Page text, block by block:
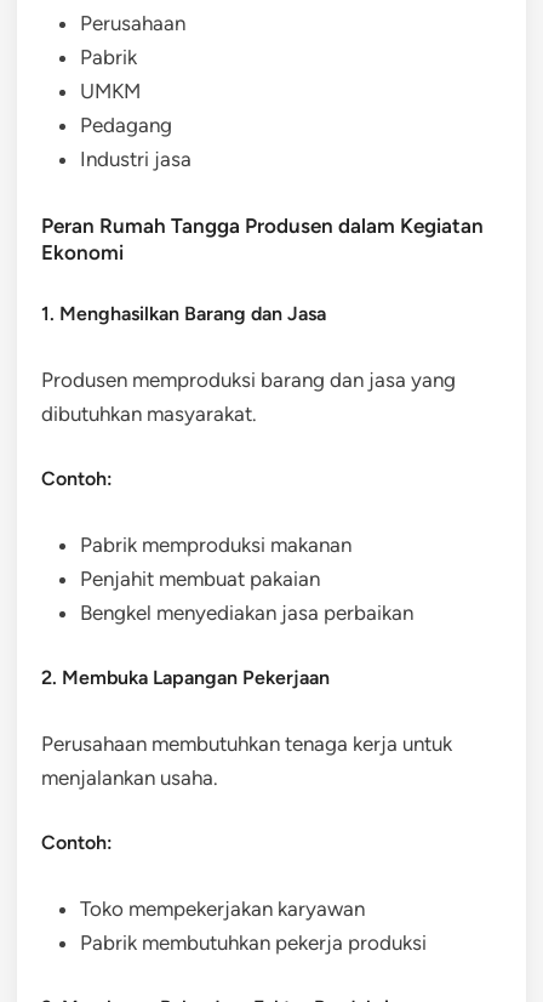
Perusahaan
Pabrik
UMKM
Pedagang
Industri jasa
Peran Rumah Tangga Produsen dalam Kegiatan
Ekonomi
1. Menghasilkan Barang dan Jasa
Produsen memproduksi barang dan jasa yang
dibutuhkan masyarakat.
Contoh:
Pabrik memproduksi makanan
Penjahit membuat pakaian
Bengkel menyediakan jasa perbaikan
2. Membuka Lapangan Pekerjaan
Perusahaan membutuhkan tenaga kerja untuk
menjalankan usaha.
Contoh:
Toko mempekerjakan karyawan
Pabrik membutuhkan pekerja produksi